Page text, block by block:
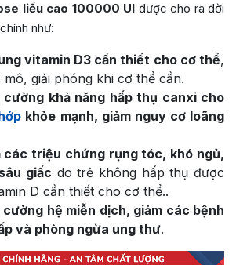
liều cao 100000 UI được cho ra đời
như:
vitamin D3 cần thiết cho cơ thể,
giải phóng khi cơ thể cần.
cường khả năng hấp thụ canxi cho
khỏe mạnh, giảm nguy cơ loãng
các triệu chứng rụng tóc, khó ngủ,
giấc do trẻ không hấp thụ được
D cần thiết cho cơ thể..
hệ miễn dịch, giảm các bệnh
và phòng ngừa ung thư.